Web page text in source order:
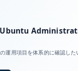
運用項目を体系的に確認した